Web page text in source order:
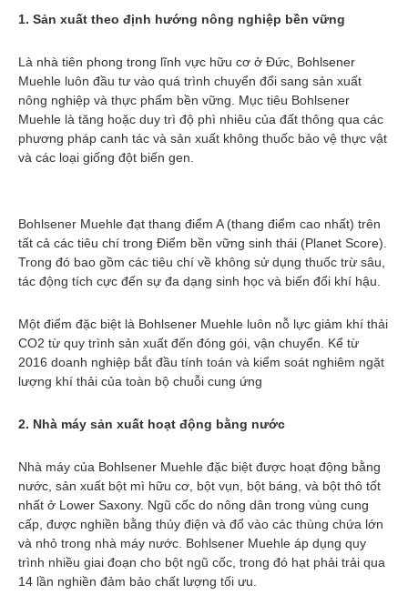
1. Sản xuất theo định hướng nông nghiệp bền vững
Là nhà tiên phong trong lĩnh vực hữu cơ ở Đức, Bohlsener
Muehle luôn đầu tư vào quá trình chuyển đổi sang sản xuất
nông nghiệp và thực phẩm bền vững. Mục tiêu Bohlsener
Muehle là tăng hoặc duy trì độ phì nhiêu của đất thông qua các
phương pháp canh tác và sản xuất không thuốc bảo vệ thực vật
và các loại giống đột biến gen.
Bohlsener Muehle đạt thang điểm A (thang điểm cao nhất) trên
tất cả các tiêu chí trong Điểm bền vững sinh thái (Planet Score).
Trong đó bao gồm các tiêu chí về không sử dụng thuốc trừ sâu,
tác động tích cực đến sự đa dạng sinh học và biến đổi khí hậu.
Một điểm đặc biệt là Bohlsener Muehle luôn nỗ lực giảm khí thải
CO2 từ quy trình sản xuất đến đóng gói, vận chuyển. Kể từ
2016 doanh nghiệp bắt đầu tính toán và kiểm soát nghiêm ngặt
lượng khí thải của toàn bộ chuỗi cung ứng
2. Nhà máy sản xuất hoạt động bằng nước
Nhà máy của Bohlsener Muehle đặc biệt được hoạt động bằng
nước, sản xuất bột mì hữu cơ, bột vụn, bột báng, và bột thô tốt
nhất ở Lower Saxony. Ngũ cốc do nông dân trong vùng cung
cấp, được nghiền bằng thủy điện và đổ vào các thùng chứa lớn
và nhỏ trong nhà máy nước. Bohlsener Muehle áp dụng quy
trình nhiều giai đoạn cho bột ngũ cốc, trong đó hạt phải trải qua
14 lần nghiền đảm bảo chất lượng tối ưu.